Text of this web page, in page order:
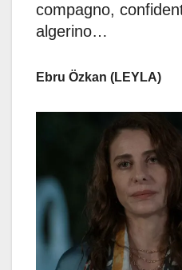
compagno,
algerino…
Ebru Özkan (LEYLA)